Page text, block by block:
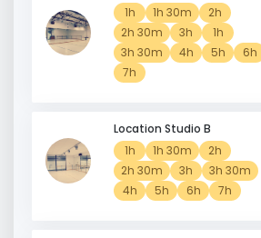
1h
1h 30m
2h
2h 30m
3h
1h
3h 30m
4h 5h
6h
7h
Location Studio B
1h
1h 30m
2h
2h 30m
3h
3h 30m
4h
5h 6h 7h